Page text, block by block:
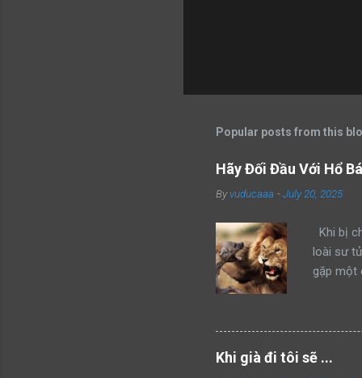
Popular posts from this
Hãy Đối Đầu Với Hổ
Byvuducaaa -July 20, 2025
Khi bị
loài sư
gặp một
mình
hổ đang
bang
của
Khi già đi tôi sẽ ...